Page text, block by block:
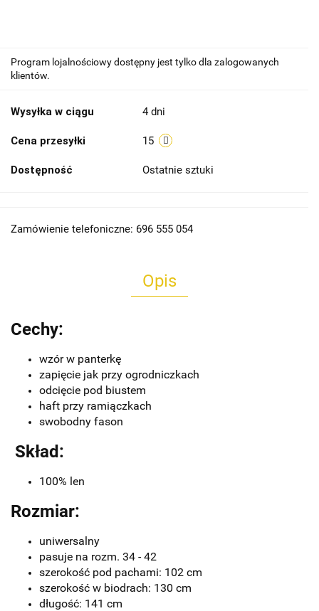
Program lojalnościowy dostępny jest tylko dla zalogowanych
klientów.
Wysyłka w ciągu 4 dni
Cena przesyłki 15
Dostępność Ostatnie sztuki
Zamówienie telefoniczne: 696 555 054
Opis
Cechy:
wzór w panterkę
zapięcie jak przy ogrodniczkach
odcięcie pod biustem
haft przy ramiączkach
swobodny fason
Skład:
100% len
Rozmiar:
uniwersalny
pasuje na rozm. 34 - 42
szerokość pod pachami: 102 cm
szerokość w biodrach: 130 cm
długość: 141 cm